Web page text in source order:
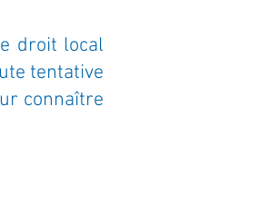
droit local
tentative
connaître